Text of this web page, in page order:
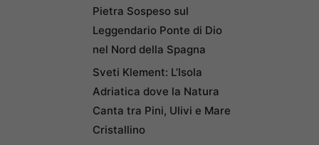
Pietra Sospeso sul
Leggendario Ponte di Dio
nel Nord della Spagna
Sveti Klement: L’Isola
Adriatica dove la Natura
Canta tra Pini, Ulivi e Mare
Cristallino